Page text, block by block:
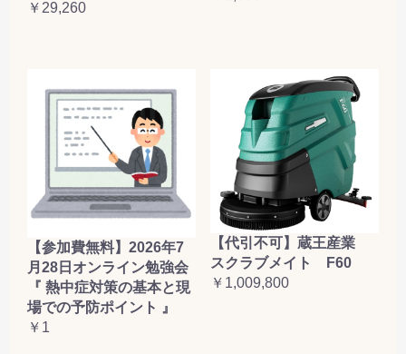
￥29,260
【参加費無料】2026年7
月28日オンライン勉強会
『 熱中症対策の基本と現
場での予防ポイント 』
￥1
【代引不可】蔵王産業
スクラブメイト F60
￥1,009,800